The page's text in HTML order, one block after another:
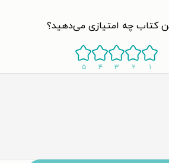
کتاب چه امتیازی می‌دهید؟
۱ ۲ ۳ ۴ ۵